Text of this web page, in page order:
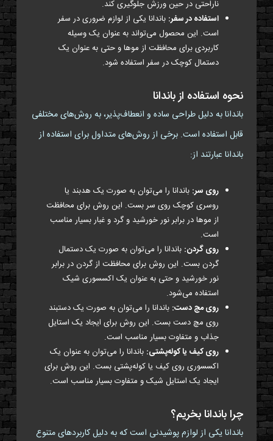
ناراحتی در حین ورزش جلوگیری کند.
استفاده در سفر: باندانا یکی از لوازم ضروری در سفر
است. این محصول می‌تواند به عنوان یک وسیله
کاربردی برای محافظت از موها و حتی به عنوان یک
دستمال کوچک در سفر استفاده شود.
نحوه استفاده از باندانا
باندانا به دلیل طراحی ساده و انعطاف‌پذیر، به روش‌های مختلفی
قابل استفاده است. برخی از روش‌های متداول برای استفاده از
باندانا عبارتند از:
روی سر: باندانا را می‌توان به صورت یک هدبند یا
روسری کوچک روی سر بست. این روش برای محافظت
از موها در برابر نور خورشید و گرد و غبار بسیار مناسب
است.
روی گردن: باندانا را می‌توان به صورت یک دستمال
گردن بست. این روش برای محافظت از گردن در برابر
نور خورشید و حتی به عنوان یک اکسسوری شیک
استفاده می‌شود.
روی مچ دست: باندانا را می‌توان به صورت یک دستبند
روی مچ دست بست. این روش برای ایجاد یک استایل
جذاب و متفاوت بسیار مناسب است.
روی کیف یا کوله‌پشتی: باندانا را می‌توان به عنوان یک
اکسسوری روی کیف یا کوله‌پشتی بست. این روش برای
ایجاد یک استایل شیک و متفاوت بسیار مناسب است.
چرا باندانا بخریم؟
باندانا یکی از لوازم پوشیدنی است که به دلیل کاربردهای متنوع